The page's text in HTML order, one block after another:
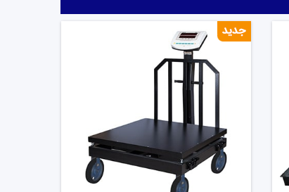
از باسکول ها با استفاده از سنسورهای
به دلیل ساده‌سازی فرآیند وزن‌کشی، در